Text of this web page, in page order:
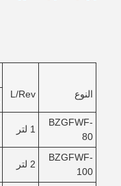
النوع L/Rev
BZGFWF-
80
1 لتر
BZGFWF-
100
2 لتر